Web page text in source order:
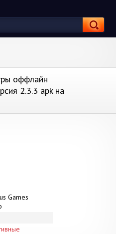
оффлайн
2.3.3 apk на
Games